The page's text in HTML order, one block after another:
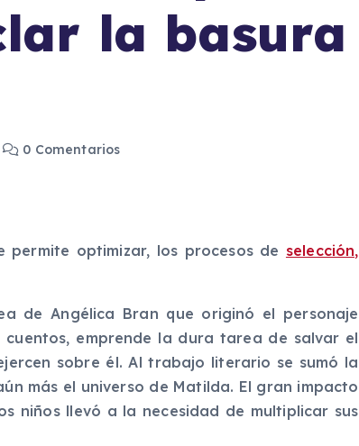
la basura
0 Comentarios
permite optimizar, los procesos de selección,
de Angélica Bran que originó el personaje
emprende la dura tarea de salvar el
sobre él. Al trabajo literario se sumó la
más el universo de Matilda. El gran impacto
niños llevó a la necesidad de multiplicar sus